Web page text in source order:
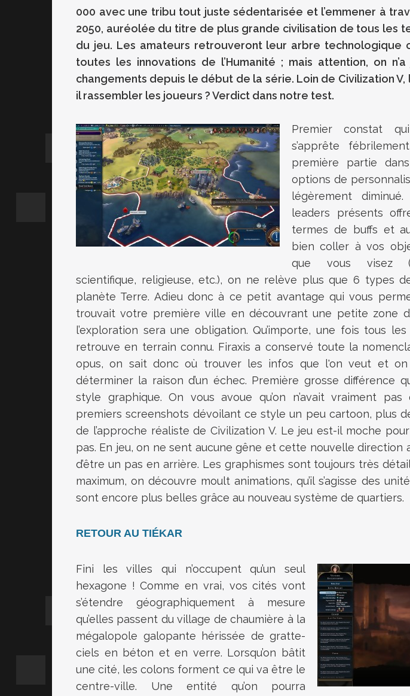
000 avec une tribu tout juste sédentarisée et l’emmener à
2050, auréolée du titre de plus grande civilisation de tous les
du jeu. Les amateurs retrouveront leur arbre technologique
toutes les innovations de l’Humanité ; mais attention, on
changements depuis le début de la série. Loin de Civilization
il rassembler les joueurs ? Verdict dans notre test.
Premier constat qui
s’apprête
première partie
options de
légèrement
leaders présents
termes de buffs et
bien coller à vos
que vous visez
scientifique, religieuse, etc.), on ne relève plus que 6 types
planète Terre. Adieu donc à ce petit avantage qui vous
trouvait votre première ville en découvrant une petite zone
l’exploration sera une obligation. Qu’importe, une fois tous
retrouve en terrain connu. Firaxis a conservé toute la
opus, on sait donc où trouver les infos que l'on veut et on
déterminer la raison d’un échec. Première grosse différence
style graphique. On vous avoue qu’on n’avait vraiment
premiers screenshots dévoilant ce style un peu cartoon, plus
de l’approche réaliste de Civilization V. Le jeu est-il moche
pas. En jeu, on ne sent aucune gêne et cette nouvelle direction
d’être un pas en arrière. Les graphismes sont toujours très
maximum, on découvre moult animations, qu’il s’agisse des
sont encore plus belles grâce au nouveau système de quartiers.
RETOUR AU TIÉKAR
Fini les villes qui n’occupent qu’un seul
hexagone ! Comme en vrai, vos cités vont
s’étendre géographiquement à mesure
qu’elles passent du village de chaumière à la
mégalopole galopante hérissée de gratte-
ciels en béton et en verre. Lorsqu’on bâtit
une cité, les colons forment ce qui va être le
centre-ville. Une entité qu’on pourra